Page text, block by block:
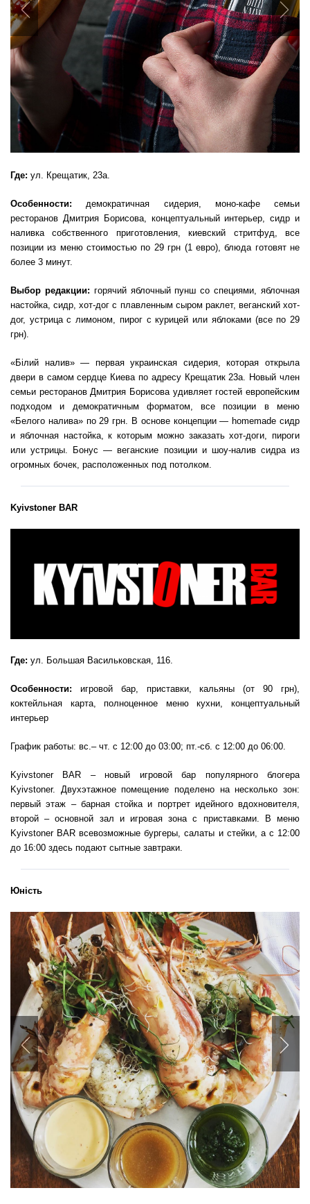
Где: ул. Крещатик, 23а.
Особенности:демократичная сидерия, моно-кафе семьи
ресторанов Дмитрия Борисова, концептуальный интерьер, сидр и
наливка собственного приготовления, киевский стритфуд, все
позиции из меню стоимостью по 29 грн (1 евро), блюда готовят не
более 3 минут.
Выбор редакции: горячий яблочный пунш со специями, яблочная
настойка, сидр, хот-дог с плавленным сыром раклет, веганский хот-
дог, устрица с лимоном, пирог с курицей или яблоками (все по 29
грн).
«Білий налив» — первая украинская сидерия, которая открыла
двери в самом сердце Киева по адресу Крещатик 23а. Новый член
семьи ресторанов Дмитрия Борисова удивляет гостей европейским
подходом и демократичным форматом, все позиции в меню
«Белого налива» по 29 грн. В основе концепции — homemade сидр
и яблочная настойка, к которым можно заказать хот-доги, пироги
или устрицы. Бонус — веганские позиции и шоу-налив сидра из
огромных бочек, расположенных под потолком.
Kyivstoner BAR
Где: ул. Большая Васильковская, 116.
Особенности: игровой бар, приставки, кальяны (от 90 грн),
коктейльная карта, полноценное меню кухни, концептуальный
интерьер
График работы: вс.– чт. с 12:00 до 03:00; пт.-сб. с 12:00 до 06:00.
Kyivstoner BAR – новый игровой бар популярного блогера
Kyivstoner. Двухэтажное помещение поделено на несколько зон:
первый этаж – барная стойка и портрет идейного вдохновителя,
второй – основной зал и игровая зона с приставками. В меню
Kyivstoner BAR всевозможные бургеры, салаты и стейки, а с 12:00
до 16:00 здесь подают сытные завтраки.
Юність
Previous